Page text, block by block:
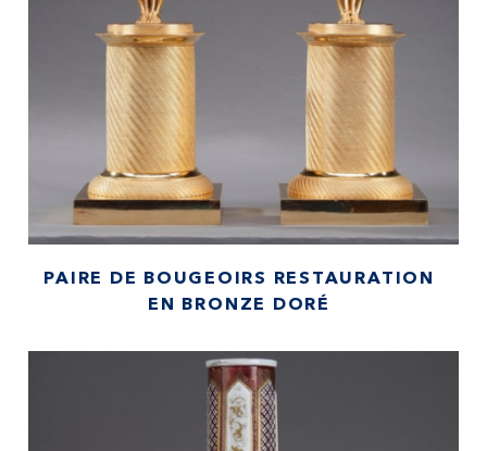
PAIRE DE BOUGEOIRS RESTAURATION
EN BRONZE DORÉ